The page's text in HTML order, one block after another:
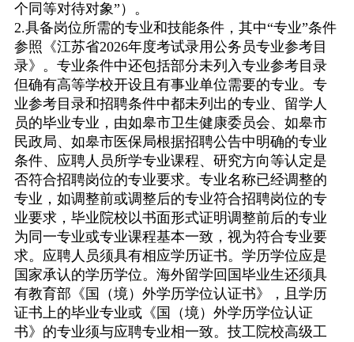
个同等对待对象” ）。
2.具备岗位所需的专业和技能条件，其中“专业”条件
参照《江苏省2026年度考试录用公务员专业参考目
录》。专业条件中还包括部分未列入专业参考目录
但确有高等学校开设且有事业单位需要的专业。专
业参考目录和招聘条件中都未列出的专业、留学人
员的毕业专业，由如皋市卫生健康委员会、如皋市
民政局、如皋市医保局根据招聘公告中明确的专业
条件、应聘人员所学专业课程、研究方向等认定是
否符合招聘岗位的专业要求。专业名称已经调整的
专业，如调整前或调整后的专业符合招聘岗位的专
业要求，毕业院校以书面形式证明调整前后的专业
为同一专业或专业课程基本一致，视为符合专业要
求。应聘人员须具有相应学历证书。学历学位应是
国家承认的学历学位。海外留学回国毕业生还须具
有教育部《国（境）外学历学位认证书》，且学历
证书上的毕业专业或《国（境）外学历学位认证
书》的专业须与应聘专业相一致。技工院校高级工